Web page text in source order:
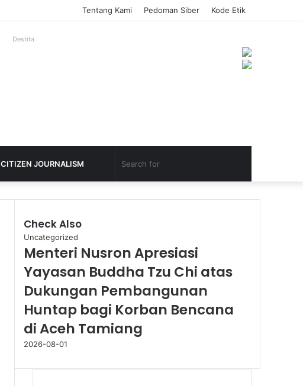
Tentang Kami Pedoman Siber Kode Etik
Destita
CITIZEN JOURNALISM
Check Also
Uncategorized
Menteri Nusron Apresiasi
Yayasan Buddha Tzu Chi atas
Dukungan Pembangunan
Huntap bagi Korban Bencana
di Aceh Tamiang
2026-08-01